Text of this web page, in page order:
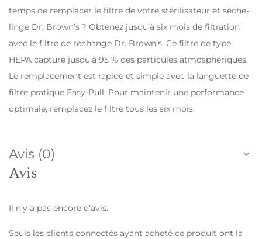
temps de remplacer le filtre de votre stérilisateur et sèche-
linge Dr. Brown’s ? Obtenez jusqu’à six mois de filtration
avec le filtre de rechange Dr. Brown’s. Ce filtre de type
HEPA capture jusqu’à 95 % des particules atmosphériques.
Le remplacement est rapide et simple avec la languette de
filtre pratique Easy-Pull. Pour maintenir une performance
optimale, remplacez le filtre tous les six mois.
Avis (0)
Avis
Il n’y a pas encore d’avis.
Seuls les clients connectés ayant acheté ce produit ont la